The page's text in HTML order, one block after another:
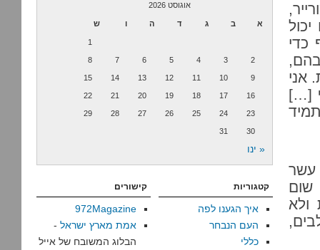
כסף כדי
אני
[…]
עשר
שום
ולא
אוגוסט 2026
א ב ג ד ה ו ש
1
2
3
4
5
6
7
8
9
10
11
12
13
14
15
16
17
18
19
20
21
22
23
24
25
26
27
28
29
30
31
« ינו
קטגוריות
איך הגענו לפה
העם הנבחר
כללי
קישורים
972Magazine
אמת מארץ ישראל -
הבלוג המשובח של אייל